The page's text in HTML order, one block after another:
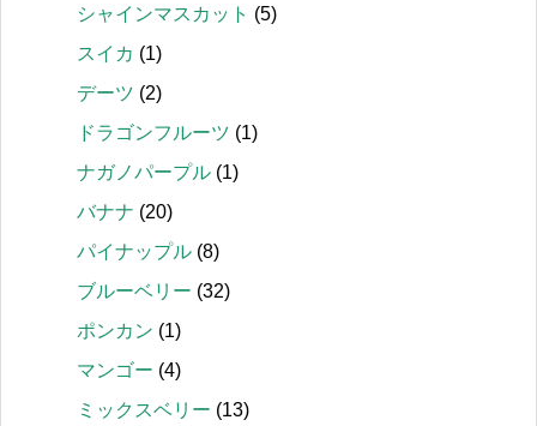
シャインマスカット (5)
スイカ (1)
デーツ (2)
ドラゴンフルーツ (1)
ナガノパープル (1)
バナナ (20)
パイナップル (8)
ブルーベリー (32)
ポンカン (1)
マンゴー (4)
ミックスベリー (13)